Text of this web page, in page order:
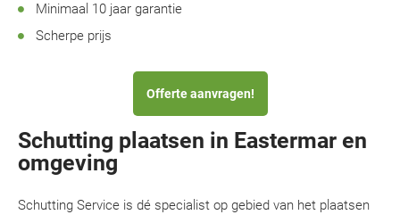
Minimaal 10 jaar garantie
Scherpe prijs
Offerte aanvragen!
Schutting plaatsen in Eastermar en
omgeving
Schutting Service is dé specialist op gebied van het plaatsen